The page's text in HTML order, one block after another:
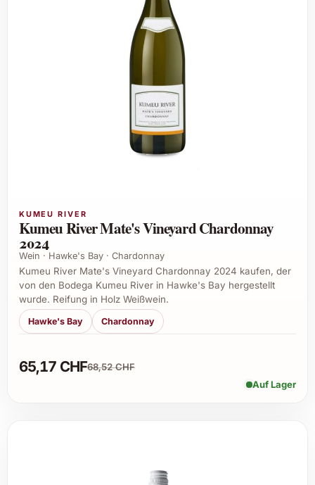
KUMEU RIVER
Kumeu River Mate's Vineyard Chardonnay
2024
Wein · Hawke's Bay · Chardonnay
Kumeu River Mate's Vineyard Chardonnay 2024 kaufen, der
von den Bodega Kumeu River in Hawke's Bay hergestellt
wurde. Reifung in Holz Weißwein.
Hawke's Bay Chardonnay
65,17 CHF68,52 CHF
Auf Lager